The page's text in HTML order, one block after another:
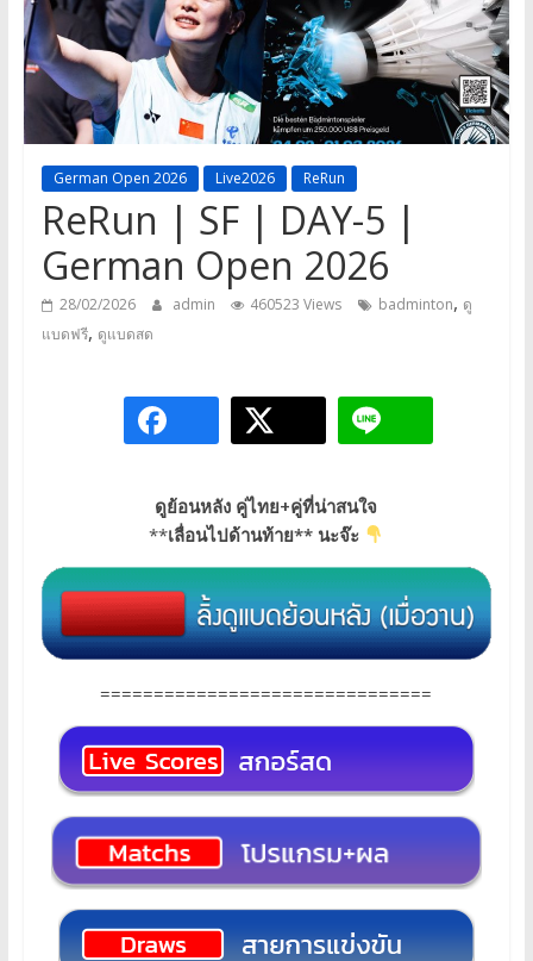
a
game,
It’s
my
German Open 2026 Live2026 ReRun
ReRun | SF | DAY-5 |
German Open 2026
28/02/2026 admin 460523 Views badminton, ดู
แบดฟรี, ดูแบดสด
ดูย้อนหลัง คู่ไทย+คู่ที่น่าสนใจ
**เลื่อนไปด้านท้าย** นะจ๊ะ
===============================